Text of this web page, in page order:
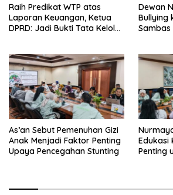
Raih Predikat WTP atas
Laporan Keuangan, Ketua
DPRD: Jadi Bukti Tata Kelola
Dewan
Bullying
Sambas
As’an Sebut Pemenuhan Gizi
Anak Menjadi Faktor Penting
Upaya Pencegahan Stunting
Edukasi
Penting